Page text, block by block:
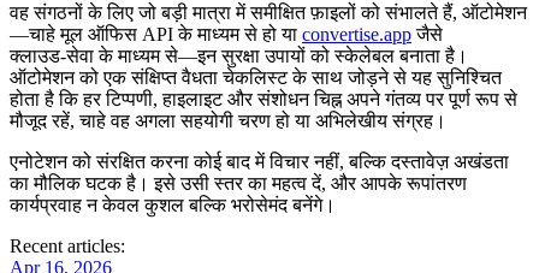
वह संगठनों के लिए जो बड़ी मात्रा में समीक्षित फ़ाइलों को संभालते हैं, ऑटोमेशन
—चाहे मूल ऑफिस API के माध्यम से हो या convertise.appजैसे
क्लाउड‑सेवा के माध्यम से—इन सुरक्षा उपायों को स्केलेबल बनाता है।
ऑटोमेशन को एक संक्षिप्त वैधता चेकलिस्ट के साथ जोड़ने से यह सुनिश्चित
होता है कि हर टिप्पणी, हाइलाइट और संशोधन चिह्न अपने गंतव्य पर पूर्ण रूप से
मौजूद रहें, चाहे वह अगला सहयोगी चरण हो या अभिलेखीय संग्रह।
एनोटेशन को संरक्षित करना कोई बाद में विचार नहीं, बल्कि दस्तावेज़ अखंडता
का मौलिक घटक है। इसे उसी स्तर का महत्व दें, और आपके रूपांतरण
कार्यप्रवाह न केवल कुशल बल्कि भरोसेमंद बनेंगे।
Recent articles:
Apr 16, 2026